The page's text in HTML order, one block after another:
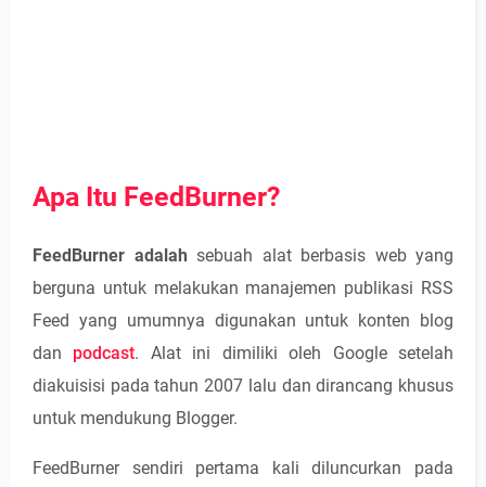
Apa Itu FeedBurner?
FeedBurner adalah sebuah alat berbasis web yang
berguna untuk melakukan manajemen publikasi RSS
Feed yang umumnya digunakan untuk konten blog
dan podcast. Alat ini dimiliki oleh Google setelah
diakuisisi pada tahun 2007 lalu dan dirancang khusus
untuk mendukung Blogger.
FeedBurner sendiri pertama kali diluncurkan pada